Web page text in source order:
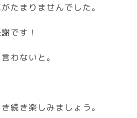
たまりませんでした。
です！
わないと。
続き楽しみましょう。